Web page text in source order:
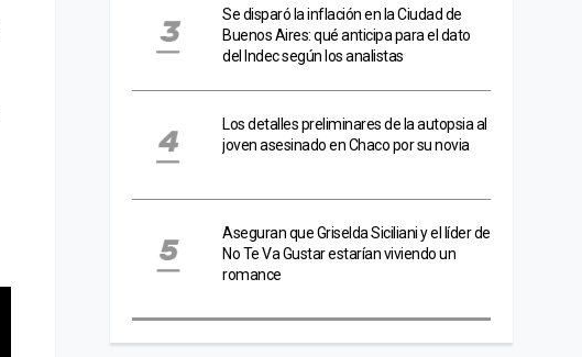
Se disparó la inflación en la Ciudad de
Buenos Aires: qué anticipa para el dato
del Indec según los analistas
Los detalles preliminares de la autopsia al
joven asesinado en Chaco por su novia
Aseguran que Griselda Siciliani y el líder de
No Te Va Gustar estarían viviendo un
romance